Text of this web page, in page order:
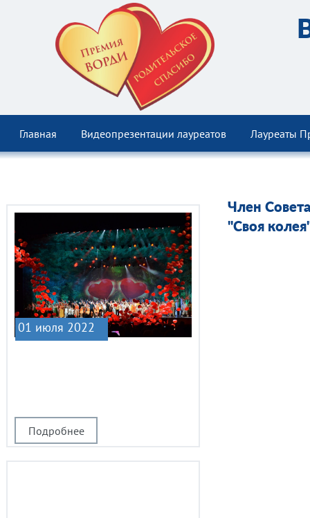
Главная Видеопрезентации лауреатов Лауреаты
Член
"Своя
Подробнее
01 июля 2022